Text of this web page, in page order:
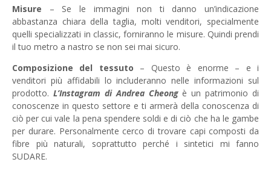
Misure – Se le immagini non ti danno un’indicazione
abbastanza chiara della taglia, molti venditori, specialmente
quelli specializzati in classic, forniranno le misure. Quindi prendi
il tuo metro a nastro se non sei mai sicuro.
Composizione del tessuto – Questo è enorme – e i
venditori più affidabili lo includeranno nelle informazioni sul
prodotto. L’Instagram di Andrea Cheongè un patrimonio di
conoscenze in questo settore e ti armerà della conoscenza di
ciò per cui vale la pena spendere soldi e di ciò che ha le gambe
per durare. Personalmente cerco di trovare capi composti da
fibre più naturali, soprattutto perché i sintetici mi fanno
SUDARE.